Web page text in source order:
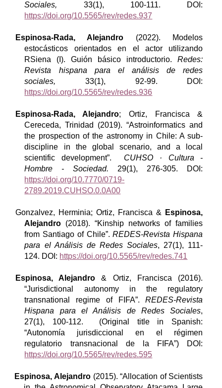
Sociales, 33(1), 100-111. DOI:
https://doi.org/10.5565/rev/redes.937
Espinosa-Rada, Alejandro (2022). Modelos
estocásticos orientados en el actor utilizando
RSiena (I). Guión básico introductorio.Redes:
Revista hispana para el análisis de redes
sociales, 33(1), 92-99. DOI:
https://doi.org/10.5565/rev/redes.936
Espinosa-Rada, Alejandro; Ortiz, Francisca &
Cereceda, Trinidad (2019). “Astroinformatics and
the prospection of the astronomy in Chile: A sub-
discipline in the global scenario, and a local
scientific development”.
CUHSO · Cultura -
Hombre - Sociedad. 29(1), 276-305. DOI:
https://doi.org/10.7770/0719-
2789.2019.CUHSO.0.0A00
Gonzalvez, Herminia; Ortiz, Francisca &
Espinosa,
Alejandro (2018). “Kinship networks of families
from Santiago of Chile”.REDES-Revista Hispana
para el Análisis de Redes Sociales, 27(1), 111-
124. DOI: https://doi.org/10.5565/rev/redes.741
Espinosa, Alejandro & Ortiz, Francisca (2016).
“Jurisdictional autonomy in the regulatory
transnational regime of FIFA”.REDES-Revista
Hispana para el Análisis de Redes Sociales,
27(1), 100-112.
(Original title in Spanish:
“Autonomía jurisdiccional en el régimen
regulatorio transnacional de la FIFA”) DOI:
https://doi.org/10.5565/rev/redes.595
Espinosa, Alejandro (2015). “Allocation of Scientists